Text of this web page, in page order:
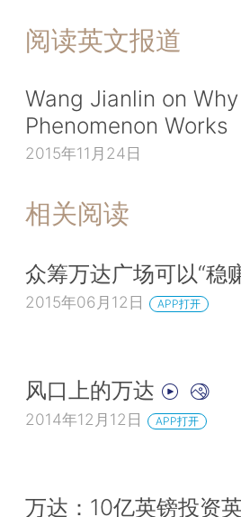
阅读英文报道
Wang Jianlin on
Phenomenon Works
2015年11月24日
相关阅读
众筹万达广场可以“稳
2015年06月12日 APP打开
风口上的万达
2014年12月12日 APP打开
万达：10亿英镑投资